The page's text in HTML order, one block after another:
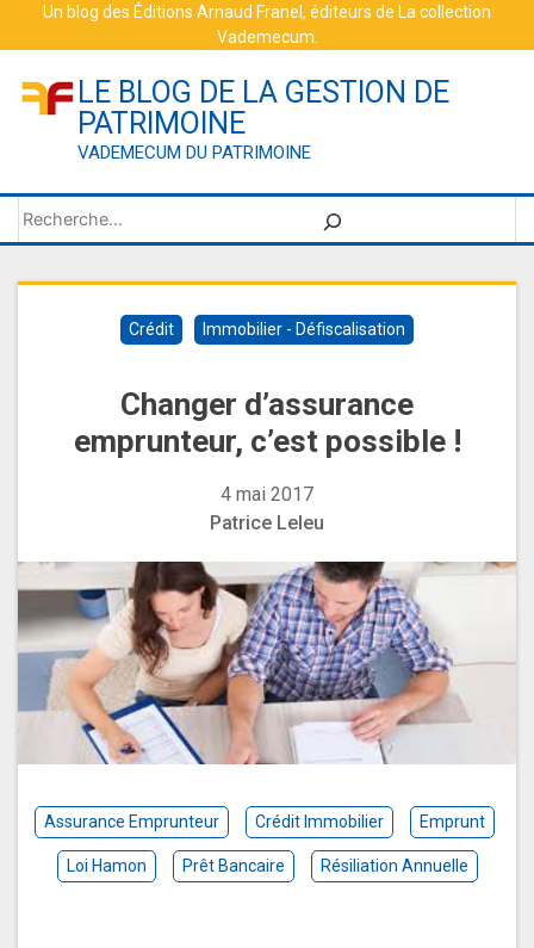
Un blog des Éditions Arnaud Franel , éditeurs de La collection
Vademecum
LE BLOG DE LA GESTION DE
PATRIMOINE
VADEMECUM DU PATRIMOINE
Rechercher
Crédit Immobilier - Défiscalisation
Changer d’assurance
emprunteur, c’est possible !
4 mai 2017
Patrice Leleu
Assurance Emprunteur Crédit Immobilier Emprunt
Loi Hamon Prêt Bancaire Résiliation Annuelle